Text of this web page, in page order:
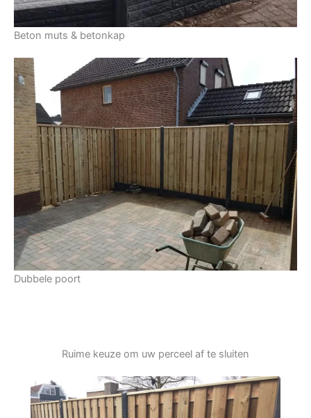
Beton muts & betonkap
Dubbele poort
Ruime keuze om uw perceel af te sluiten